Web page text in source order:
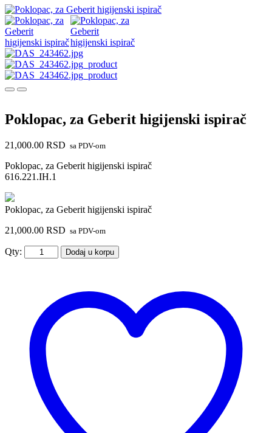
Poklopac, za Geberit higijenski ispirač
21,000.00 RSD sa PDV-om
Poklopac, za Geberit higijenski ispirač
616.221.IH.1
Poklopac, za Geberit higijenski ispirač
21,000.00 RSD sa PDV-om
Qty:
Poklopac,
za
količina
Dodaj u korpu